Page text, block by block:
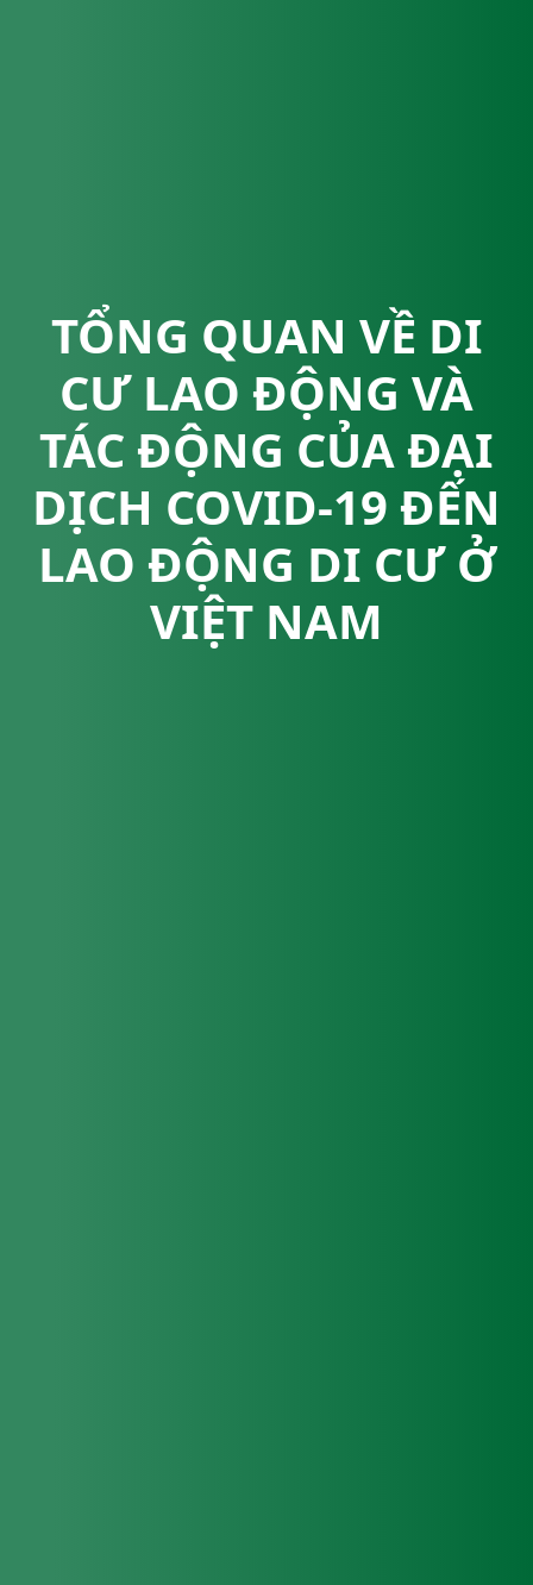
TỔNG QUAN VỀ DI
CƯ LAO ĐỘNG VÀ
TÁC ĐỘNG CỦA ĐẠI
DỊCH COVID-19 ĐẾN
LAO ĐỘNG DI CƯ Ở
VIỆT NAM